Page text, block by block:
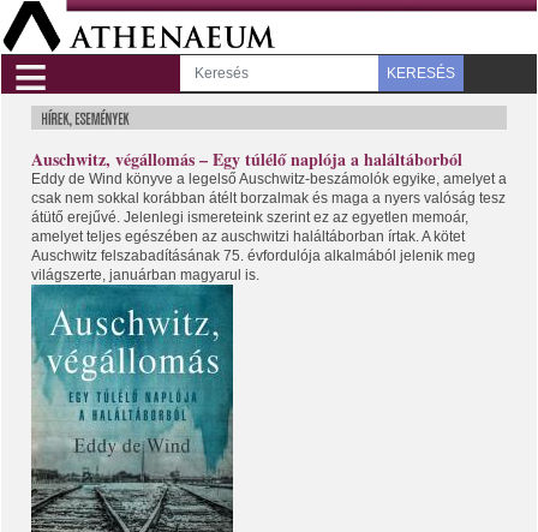
≡ KERESÉS
Auschwitz, végállomás – Egy túlélő naplója a haláltáborból
Eddy de Wind könyve a legelső Auschwitz-beszámolók egyike, amelyet a
csak nem sokkal korábban átélt borzalmak és maga a nyers valóság tesz
átütő erejűvé. Jelenlegi ismereteink szerint ez az egyetlen memoár,
amelyet teljes egészében az auschwitzi haláltáborban írtak. A kötet
Auschwitz felszabadításának 75. évfordulója alkalmából jelenik meg
világszerte, januárban magyarul is.